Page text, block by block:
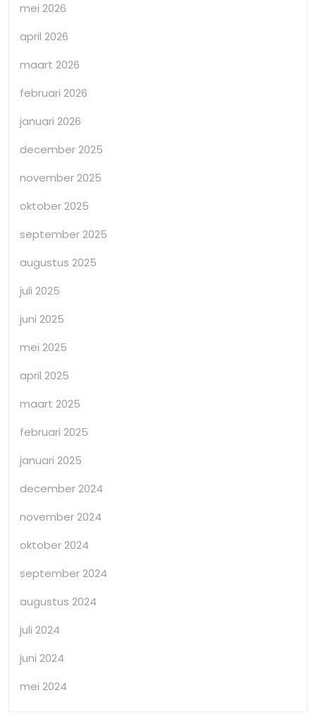
mei 2026
april 2026
maart 2026
februari 2026
januari 2026
december 2025
november 2025
oktober 2025
september 2025
augustus 2025
juli 2025
juni 2025
mei 2025
april 2025
maart 2025
februari 2025
januari 2025
december 2024
november 2024
oktober 2024
september 2024
augustus 2024
juli 2024
juni 2024
mei 2024